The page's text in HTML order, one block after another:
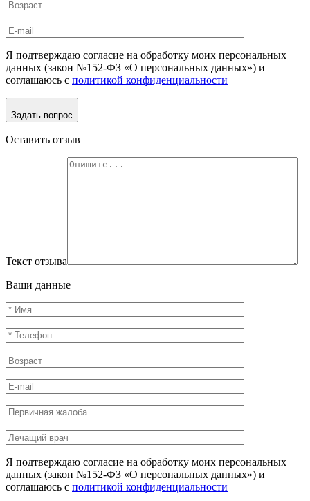
Я подтверждаю согласие на обработку моих персональных
данных (закон №152-ФЗ «О персональных данных») и
соглашаюсь с политикой конфиденциальности
Задать вопрос
Оставить отзыв
Текст отзыва
Ваши данные
Я подтверждаю согласие на обработку моих персональных
данных (закон №152-ФЗ «О персональных данных») и
соглашаюсь с политикой конфиденциальности